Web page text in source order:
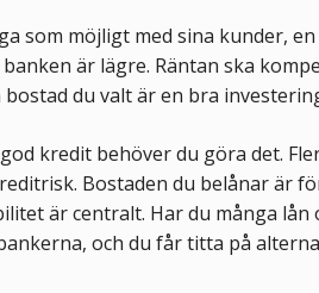
som möjligt med sina kunder,
är lägre. Räntan ska
du valt är en bra
kredit behöver du göra det.
Bostaden du belånar är
är centralt. Har du många
och du får titta på